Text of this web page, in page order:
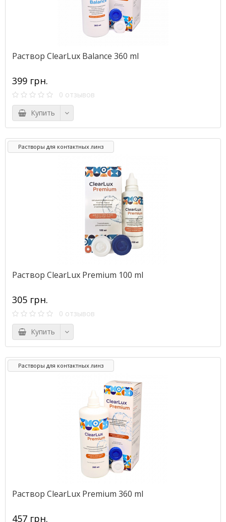
Раствор ClearLux Balance 360 ml
399 грн.
0 отзывов
Купить
Растворы для контактных линз
Раствор ClearLux Premium 100 ml
305 грн.
0 отзывов
Купить
Растворы для контактных линз
Раствор ClearLux Premium 360 ml
457 грн.